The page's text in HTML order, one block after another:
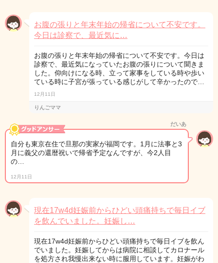
お腹の張りと年末年始の帰省について不安です。
今日は診察で、最近気に…
お腹の張りと年末年始の帰省について不安です。今日は
診察で、最近気になっていたお腹の張りについて聞きま
した。仰向けになる時、立って家事をしている時や歩い
ている時に子宮が張っている感じがして辛かったので…
12月11日
りんごママ
だいあ
自分も東京在住で旦那の実家が福岡です。1月に法事と3
月に義父の還暦祝いで帰省予定なんですが、今2人目
の…
12月11日
現在17w4d妊娠前からひどい頭痛持ちで毎日イブ
を飲んでいました。妊娠し…
現在17w4d妊娠前からひどい頭痛持ちで毎日イブを飲ん
でいました。妊娠してからは病院に相談してカロナール
を処方され我慢出来ない時に服用しています。妊娠がわ